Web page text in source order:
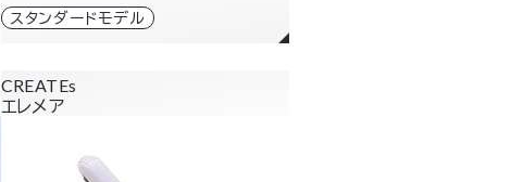
スタンダードモデル
CREATEs
エレメア